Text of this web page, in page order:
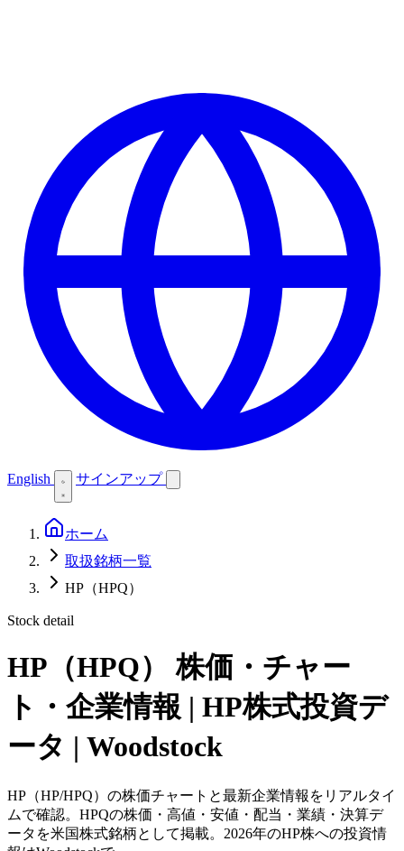
English サインアップ
ホーム
取扱銘柄一覧
HP（HPQ）
Stock detail
HP（HPQ）
株価・チャー
ト・企業情報 | HP株式投資デ
ータ | Woodstock
HP（HP/HPQ）の株価チャートと最新企業情報をリアルタイ
ムで確認。HPQの株価・高値・安値・配当・業績・決算デ
ータを米国株式銘柄として掲載。2026年のHP株への投資情